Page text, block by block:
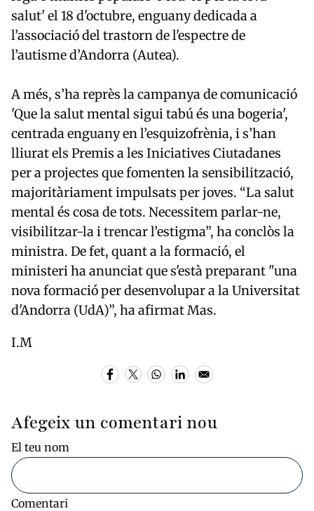
salut' el 18 d'octubre, enguany dedicada a
l’associació del trastorn de l'espectre de
l’autisme d’Andorra (Autea).
A més, s’ha reprès la campanya de comunicació
'Que la salut mental sigui tabú és una bogeria',
centrada enguany en l’esquizofrènia, i s’han
lliurat els Premis a les Iniciatives Ciutadanes
per a projectes que fomenten la sensibilització,
majoritàriament impulsats per joves. “La salut
mental és cosa de tots. Necessitem parlar-ne,
visibilitzar-la i trencar l’estigma”, ha conclòs la
ministra. De fet, quant a la formació, el
ministeri ha anunciat que s'està preparant "una
nova formació per desenvolupar a la Universitat
d'Andorra (UdA)”, ha afirmat Mas.
I.M
Afegeix un comentari nou
El teu nom
Comentari